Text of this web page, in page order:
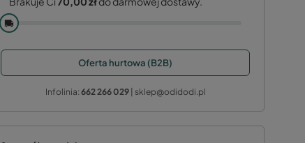
🚚
Oferta hurtowa (B2B)
Infolinia: 662 266 029| sklep@odidodi.pl